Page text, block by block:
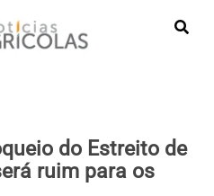
do Estreito de
ruim para os